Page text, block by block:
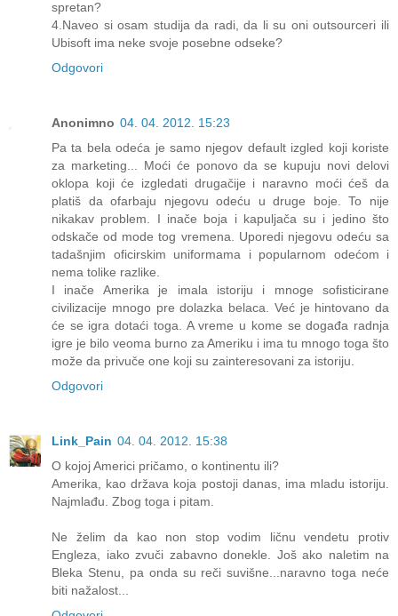
spretan?
4.Naveo si osam studija da radi, da li su oni outsourceri ili
Ubisoft ima neke svoje posebne odseke?
Odgovori
Anonimno 04. 04. 2012. 15:23
Pa ta bela odeća je samo njegov default izgled koji koriste
za marketing... Moći će ponovo da se kupuju novi delovi
oklopa koji će izgledati drugačije i naravno moći ćeš da
platiš da ofarbaju njegovu odeću u druge boje. To nije
nikakav problem. I inače boja i kapuljača su i jedino što
odskače od mode tog vremena. Uporedi njegovu odeću sa
tadašnjim oficirskim uniformama i popularnom odećom i
nema tolike razlike.
I inače Amerika je imala istoriju i mnoge sofisticirane
civilizacije mnogo pre dolazka belaca. Već je hintovano da
će se igra dotaći toga. A vreme u kome se događa radnja
igre je bilo veoma burno za Ameriku i ima tu mnogo toga što
može da privuče one koji su zainteresovani za istoriju.
Odgovori
Link_Pain 04. 04. 2012. 15:38
O kojoj Americi pričamo, o kontinentu ili?
Amerika, kao država koja postoji danas, ima mladu istoriju.
Najmlađu. Zbog toga i pitam.
Ne želim da kao non stop vodim ličnu vendetu protiv
Engleza, iako zvuči zabavno donekle. Još ako naletim na
Bleka Stenu, pa onda su reči suvišne...naravno toga neće
biti nažalost...